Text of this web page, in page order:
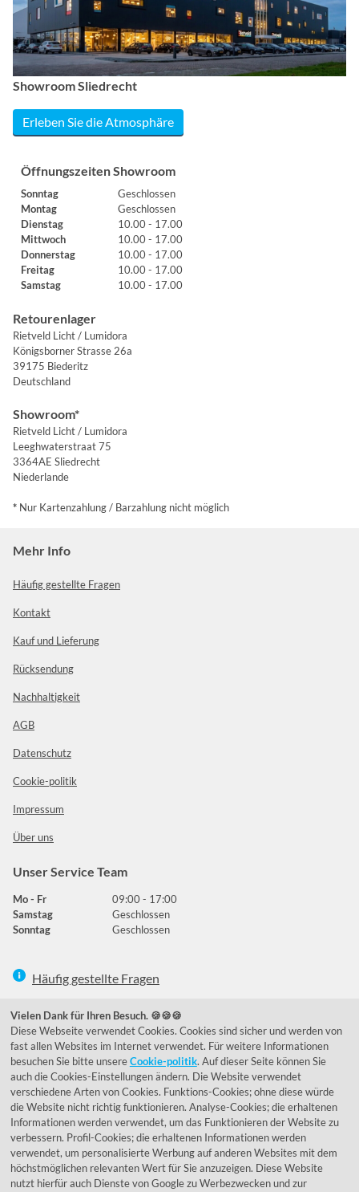
Showroom Sliedrecht
Erleben Sie die Atmosphäre
Öffnungszeiten Showroom
Sonntag
Geschlossen
Montag
Geschlossen
Dienstag
10.00 - 17.00
Mittwoch
10.00 - 17.00
Donnerstag
10.00 - 17.00
Freitag
10.00 - 17.00
Samstag
10.00 - 17.00
Retourenlager
Rietveld Licht / Lumidora
Königsborner Strasse 26a
39175 Biederitz
Deutschland
Showroom*
Rietveld Licht / Lumidora
Leeghwaterstraat 75
3364AE Sliedrecht
Niederlande
* Nur Kartenzahlung / Barzahlung nicht möglich
Mehr Info
Häufig gestellte Fragen
Kontakt
Kauf und Lieferung
Rücksendung
Nachhaltigkeit
AGB
Datenschutz
Cookie-politik
Impressum
Über uns
Unser Service Team
Mo - Fr
09:00 - 17:00
Samstag
Geschlossen
Sonntag
Geschlossen
Häufig gestellte Fragen
039292 - 678215
de@lumidora.com
FacebookInstagram
Kundenmeinungen
Exzellent - eKomi.de
Vielen Dank für Ihren Besuch. 🍪🍪🍪
Diese Webseite verwendet Cookies. Cookies sind sicher und werden von
fast allen Websites im Internet verwendet. Für weitere Informationen
besuchen Sie bitte unsereCookie-politik. Auf dieser Seite können Sie
auch die Cookies-Einstellungen ändern. Die Website verwendet
verschiedene Arten von Cookies. Funktions-Cookies; ohne diese würde
die Website nicht richtig funktionieren. Analyse-Cookies; die erhaltenen
Informationen werden verwendet, um das Funktionieren der Website zu
verbessern. Profil-Cookies; die erhaltenen Informationen werden
verwendet, um personalisierte Werbung auf anderen Websites mit dem
höchstmöglichen relevanten Wert für Sie anzuzeigen. Diese Website
nutzt hierfür auch Dienste von Google zu Werbezwecken und zur